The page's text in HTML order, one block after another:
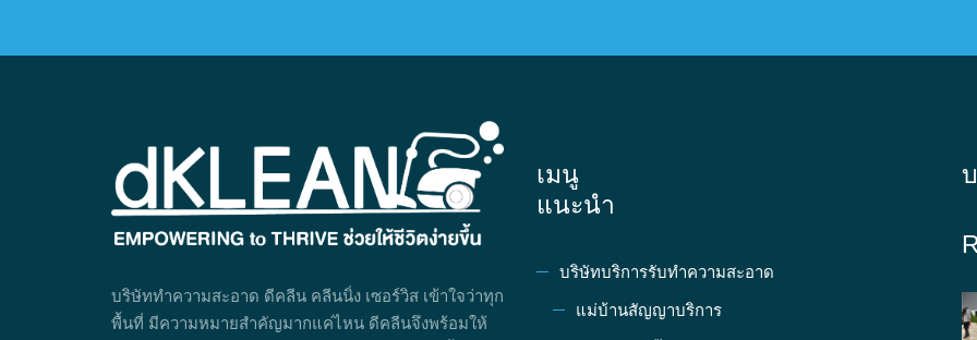
บริษัททำความสะอาด ดีคลีน คลีนนิ่ง เซอร์วิส เข้าใจว่าทุก
พื้นที่ มีความหมายสำคัญมากแค่ไหน ดีคลีนจึงพร้อมให้
เมนู
แนะนำ
บริษัทบริการรับทำความสะอาด
แม่บ้านสัญญาบริการ